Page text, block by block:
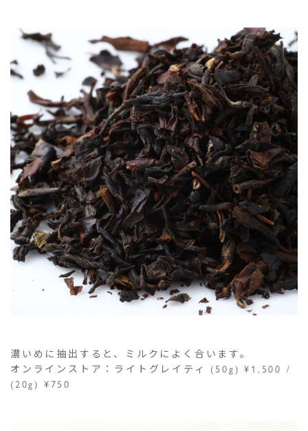
濃いめに抽出すると、ミルクによく合います。
オンラインストア：ライトグレイティ (50g) ¥1,500 /
(20g) ¥750